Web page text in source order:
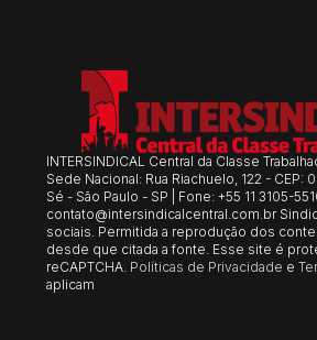
INTERSINDICAL Central da Classe
Sede Nacional: Rua Riachuelo, 122 - CEP:
Sé - São Paulo - SP | Fone: +55 11 3105-
contato@intersindicalcentral.com.br
sociais. Permitida a reprodução dos
desde que citada a fonte. Esse site é
reCAPTCHA. Políticas de Privacidade e
aplicam